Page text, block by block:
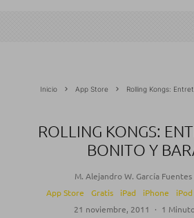
Inicio App Store Rolling Kongs:
ROLLING KONGS:
BONITO Y
M. Alejandro W. García Fuentes
App Store
Gratis iPad iPhone
21 noviembre, 2011
· 1